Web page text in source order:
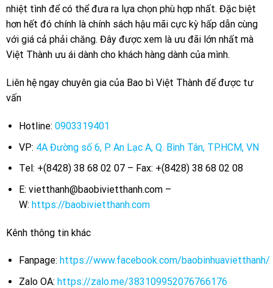
nhiệt tình để có thể đưa ra lựa chọn phù hợp nhất. Đặc biệt
hơn hết đó chính là chính sách hậu mãi cực kỳ hấp dẫn cùng
với giá cả phải chăng. Đây được xem là ưu đãi lớn nhất mà
Việt Thành ưu ái dành cho khách hàng dành của mình.
Liên hệ ngay chuyên gia của Bao bì Việt Thành để được tư
vấn
Hotline: 0903319401
VP: 4A Đường số 6, P. An Lạc A, Q. Bình Tân, TP.HCM, VN
Tel: +(8428) 38 68 02 07 – Fax: +(8428) 38 68 02 08
E: vietthanh@baobivietthanh.com –
W: https://baobivietthanh.com
Kênh thông tin khác
Fanpage: https://www.facebook.com/baobinhuavietthanh/
Zalo OA: https://zalo.me/383109952076766176